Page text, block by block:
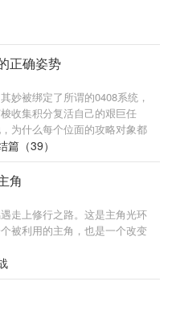
正确姿势
妙被绑定了所谓的0408系统，
收集积分复活自己的艰巨任
为什么每个位面的攻略对象都
一样啊？！1v1 he
篇（39）
角
走上修行之路。这是主角光环
被利用的主角，也是一个改变